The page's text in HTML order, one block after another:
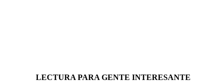
LECTURA PARA GENTE INTERESANTE